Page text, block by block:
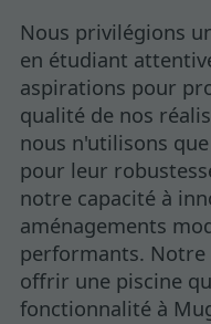
Nous privilégions
en étudiant
aspirations pour
qualité de nos
nous n'utilisons
pour leur
notre capacité à
aménagements
performants. Notre
offrir une piscine
fonctionnalité à